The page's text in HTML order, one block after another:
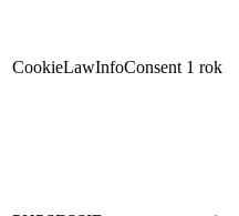
CookieLawInfoConsent 1 rok